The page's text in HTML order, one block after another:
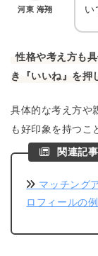
河東 海翔 い
性格や考え方も
き『いいね』を押
具体的な考え方や
も好印象を持つこ
関連記事
マッチング
ロフィールの